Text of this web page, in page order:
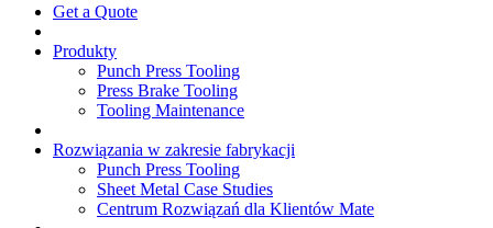
Get a Quote
Produkty
Punch Press Tooling
Press Brake Tooling
Tooling Maintenance
Rozwiązania w zakresie fabrykacji
Punch Press Tooling
Sheet Metal Case Studies
Centrum Rozwiązań dla Klientów Mate